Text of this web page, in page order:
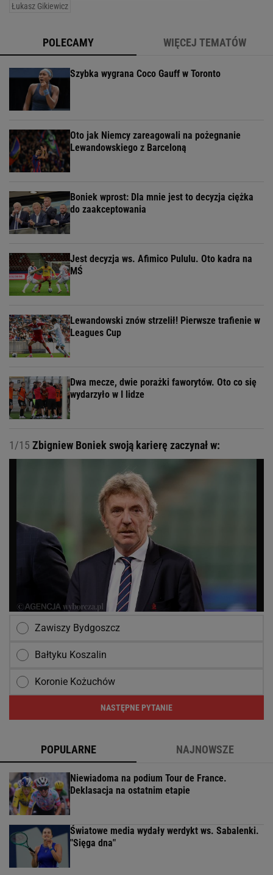
Łukasz Gikiewicz
POLECAMY WIĘCEJ TEMATÓW
Szybka wygrana Coco Gauff w Toronto
Oto jak Niemcy zareagowali na pożegnanie
Lewandowskiego z Barceloną
Boniek wprost: Dla mnie jest to decyzja ciężka
do zaakceptowania
Jest decyzja ws. Afimico Pululu. Oto kadra na
MŚ
Lewandowski znów strzelił! Pierwsze trafienie w
Leagues Cup
Dwa mecze, dwie porażki faworytów. Oto co się
wydarzyło w I lidze
1/15 Zbigniew Boniek swoją karierę zaczynał w:
Zawiszy Bydgoszcz
Bałtyku Koszalin
Koronie Kożuchów
NASTĘPNE PYTANIE
POPULARNE NAJNOWSZE
Niewiadoma na podium Tour de France.
Deklasacja na ostatnim etapie
Światowe media wydały werdykt ws. Sabalenki.
"Sięga dna"